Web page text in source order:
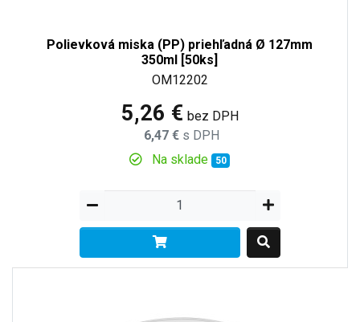
Polievková miska (PP) priehľadná Ø 127mm
350ml [50ks]
OM12202
5,26 € bez DPH
6,47 € s DPH
Na sklade
50